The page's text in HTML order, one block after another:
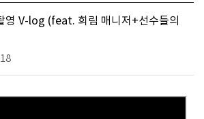
영 V-log (feat. 희림 매니저+선수들의